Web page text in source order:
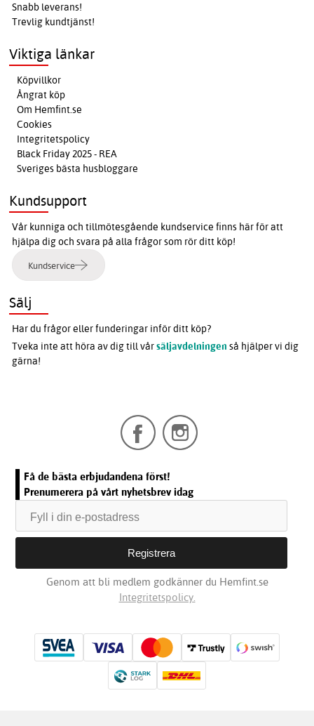
Snabb leverans!
Trevlig kundtjänst!
Viktiga länkar
Köpvillkor
Ångrat köp
Om Hemfint.se
Cookies
Integritetspolicy
Black Friday 2025 - REA
Sveriges bästa husbloggare
Kundsupport
Vår kunniga och tillmötesgående kundservice finns här för att
hjälpa dig och svara på alla frågor som rör ditt köp!
Kundservice
Sälj
Har du frågor eller funderingar inför ditt köp?
Tveka inte att höra av dig till vårsäljavdelningen så hjälper vi dig
gärna!
Få de bästa erbjudandena först!
Prenumerera på vårt nyhetsbrev idag
Genom att bli medlem godkänner du Hemfint.se
Integritetspolicy.